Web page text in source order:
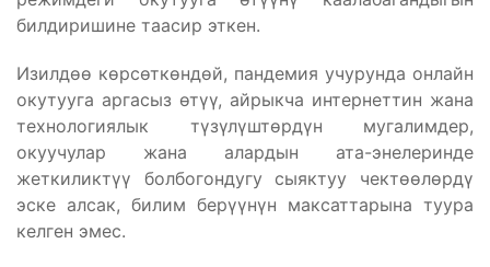
билдиришине таасир эткен.
Изилдөө көрсөткөндөй, пандемия учурунда онлайн
окутууга аргасыз өтүү, айрыкча интернеттин жана
технологиялык түзүлүштөрдүн мугалимдер,
окуучулар жана алардын ата-энелеринде
жеткиликтүү болбогондугу сыяктуу чектөөлөрдү
эске алсак, билим берүүнүн максаттарына туура
келген эмес.